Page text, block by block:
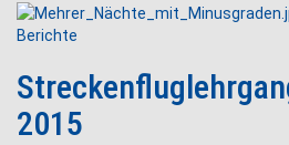
Berichte
2015